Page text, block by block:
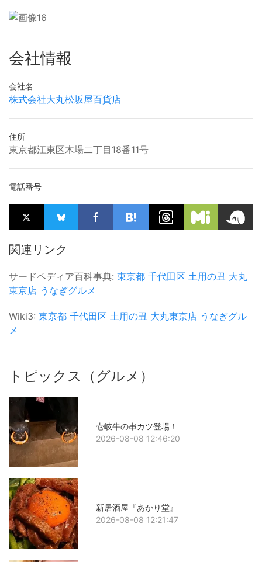
会社情報
会社名
株式会社大丸松坂屋百貨店
住所
東京都江東区木場二丁目18番11号
電話番号
関連リンク
サードペディア百科事典: 東京都 千代田区 土用の丑 大丸
東京店 うなぎグルメ
Wiki3: 東京都 千代田区 土用の丑 大丸東京店 うなぎグル
メ
トピックス（グルメ）
壱岐牛の串カツ登場！
2026-08-08 12:46:20
新居酒屋『あかり堂』
2026-08-08 12:21:47